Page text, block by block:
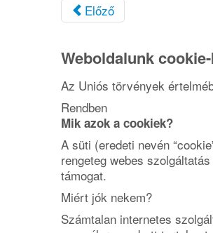
Előző
Weboldalunk
Az Uniós törvények
Rendben
Mik azok a cookiek?
A süti (eredeti nevén
rengeteg webes
támogat.
Miért jók nekem?
Számtalan internetes